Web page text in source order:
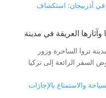
أذربيجان: استكشاف
العريقة في مدينة
تروا الساحرة وزور
السفر الرائعة إلى تركيا
والاستمتاع بالإجازات